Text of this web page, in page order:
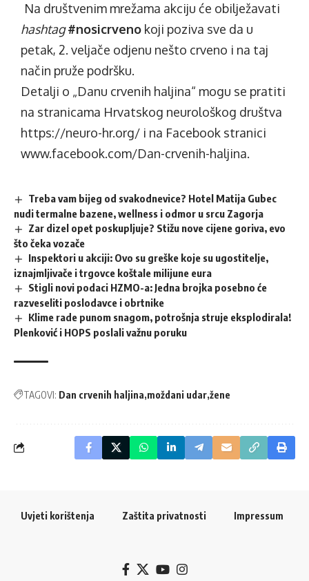
Na društvenim mrežama akciju će obilježavati
hashtag #nosicrveno koji poziva sve da u
petak, 2. veljače odjenu nešto crveno i na taj
način pruže podršku.
Detalji o „Danu crvenih haljina“ mogu se pratiti
na stranicama Hrvatskog neurološkog društva
https://neuro-hr.org/ i na Facebook stranici
www.facebook.com/Dan-crvenih-haljina.
Treba vam bijeg od svakodnevice? Hotel Matija Gubec
nudi termalne bazene, wellness i odmor u srcu Zagorja
Zar dizel opet poskupljuje? Stižu nove cijene goriva, evo
što čeka vozače
Inspektori u akciji: Ovo su greške koje su ugostitelje,
iznajmljivače i trgovce koštale milijune eura
Stigli novi podaci HZMO-a: Jedna brojka posebno će
razveseliti poslodavce i obrtnike
Klime rade punom snagom, potrošnja struje eksplodirala!
Plenković i HOPS poslali važnu poruku
TAGOVI: Dan crvenih haljina moždani udar žene
Uvjeti korištenja Zaštita privatnosti Impressum